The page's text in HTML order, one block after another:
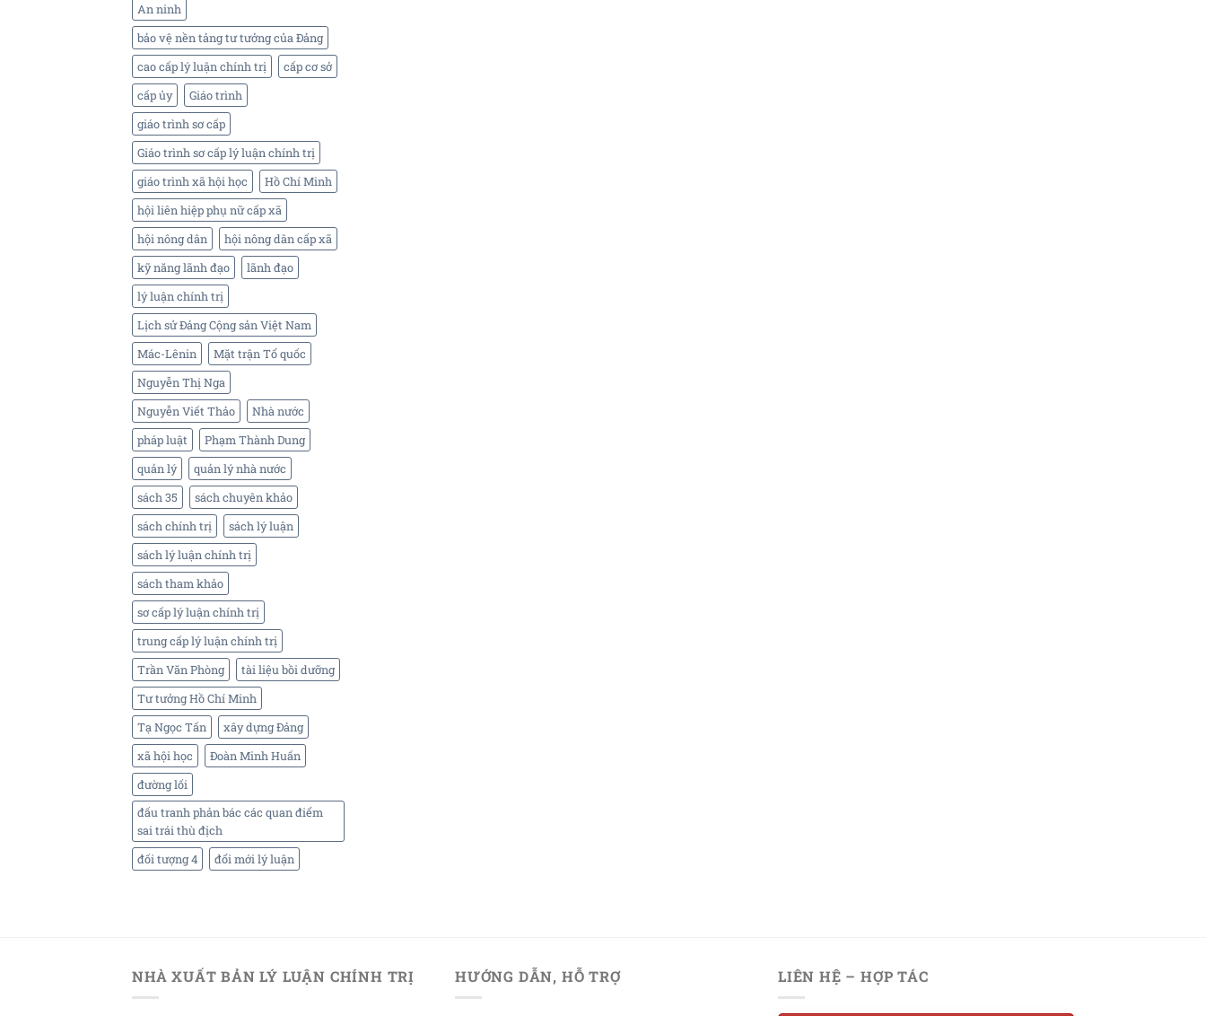
An ninh
bảo vệ nền tảng tư tưởng của Đảng
cao cấp lý luận chính trị
cấp cơ sở
cấp ủy
Giáo trình
giáo trình sơ cấp
Giáo trình sơ cấp lý luận chính trị
giáo trình xã hội học
Hồ Chí Minh
hội liên hiệp phụ nữ cấp xã
hội nông dân
hội nông dân cấp xã
kỹ năng lãnh đạo
lãnh đạo
lý luận chính trị
Lịch sử Đảng Cộng sản Việt Nam
Mác-Lênin
Mặt trận Tổ quốc
Nguyễn Thị Nga
Nguyễn Viết Thảo
Nhà nước
pháp luật
Phạm Thành Dung
quản lý
quản lý nhà nước
sách 35
sách chuyên khảo
sách chính trị
sách lý luận
sách lý luận chính trị
sách tham khảo
sơ cấp lý luận chính trị
trung cấp lý luận chính trị
Trần Văn Phòng
tài liệu bồi dưỡng
Tư tưởng Hồ Chí Minh
Tạ Ngọc Tấn
xây dựng Đảng
xã hội học
Đoàn Minh Huấn
đường lối
đấu tranh phản bác các quan điểm
sai trái thù địch
đối tượng 4
đổi mới lý luận
NHÀ XUẤT BẢN LÝ LUẬN CHÍNH TRỊ HƯỚNG DẪN, HỖ TRỢ LIÊN HỆ – HỢP TÁC